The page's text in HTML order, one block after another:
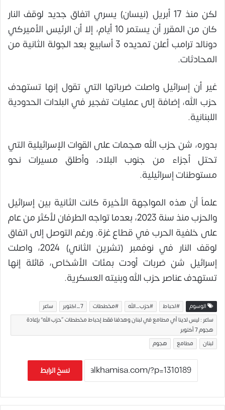
لكن منذ 17 أبريل (نيسان) يسري اتفاق جديد لوقف النار
كان من المقرر أن يستمر 10 أيام، إلا أن الرئيس الأميركي
دونالد ترامب أعلن تمديده 3 أسابيع بعد الجولة الثانية من
المحادثات.
غير أن إسرائيل واصلت ضرباتها التي تقول إنها تستهدف
حزب الله، إضافة إلى عمليات تفجير في البلدات الحدودية
اللبنانية.
بدوره، شن حزب الله هجمات على القوات الإسرائيلية التي
تحتل أجزاء من جنوب البلاد، وأطلق مسيرات نحو
مستوطنات إسرائيلية.
علماً أن هذه المواجهة الأخيرة كانت الثانية بين إسرائيل
والحزب منذ سنة 2023، بعدما تواجه الطرفان لأكثر من عام
على خلفية الحرب في قطاع غزة. ورغم التوصل إلى اتفاق
لوقف النار في نوفمبر (تشرين الثاني) 2024، واصلت
إسرائيل شن ضربات أودت بمئات الأشخاص، قائلة إنها
تستهدف عناصر حزب الله وبنيته العسكرية.
الوسوم #احباط #حزب_الله #مخططات 7_اكتوبر
ساعر
ساعر : ليس لدينا أي مطامع في لبنان وهدفنا فقط إحباط مخططات “حزب الله” بإعادة
هجوم 7 أكتوبر
لبنان
مطامع هجوم
نسخ الرابط